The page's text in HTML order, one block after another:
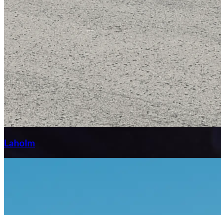
Laga stenskott
Laholm